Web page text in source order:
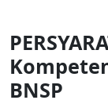
BNSP